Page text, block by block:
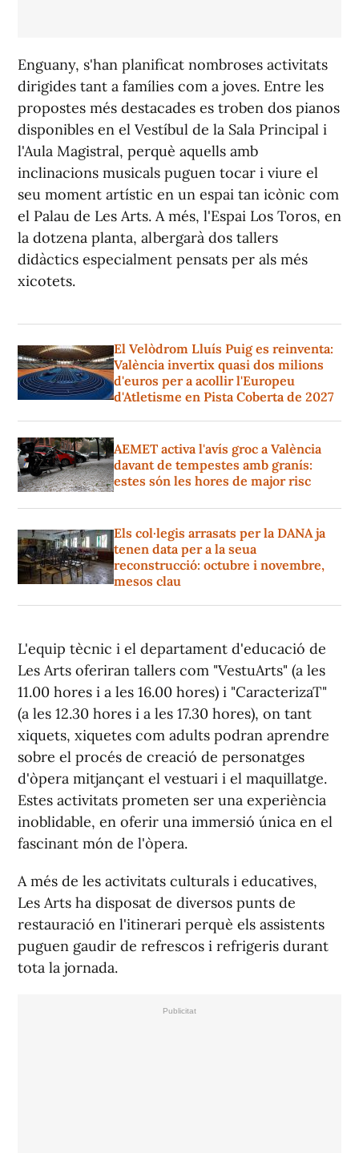
Enguany, s'han planificat nombroses activitats
dirigides tant a famílies com a joves. Entre les
propostes més destacades es troben dos pianos
disponibles en el Vestíbul de la Sala Principal i
l'Aula Magistral, perquè aquells amb
inclinacions musicals puguen tocar i viure el
seu moment artístic en un espai tan icònic com
el Palau de Les Arts. A més, l'Espai Los Toros, en
la dotzena planta, albergarà dos tallers
didàctics especialment pensats per als més
xicotets.
El Velòdrom Lluís Puig es reinventa:
València invertix quasi dos milions
d'euros per a acollir l'Europeu
d'Atletisme en Pista Coberta de 2027
AEMET activa l'avís groc a València
davant de tempestes amb granís:
estes són les hores de major risc
Els col·legis arrasats per la DANA ja
tenen data per a la seua
reconstrucció: octubre i novembre,
mesos clau
L'equip tècnic i el departament d'educació de
Les Arts oferiran tallers com "VestuArts" (a les
11.00 hores i a les 16.00 hores) i "CaracterizaT"
(a les 12.30 hores i a les 17.30 hores), on tant
xiquets, xiquetes com adults podran aprendre
sobre el procés de creació de personatges
d'òpera mitjançant el vestuari i el maquillatge.
Estes activitats prometen ser una experiència
inoblidable, en oferir una immersió única en el
fascinant món de l'òpera.
A més de les activitats culturals i educatives,
Les Arts ha disposat de diversos punts de
restauració en l'itinerari perquè els assistents
puguen gaudir de refrescos i refrigeris durant
tota la jornada.